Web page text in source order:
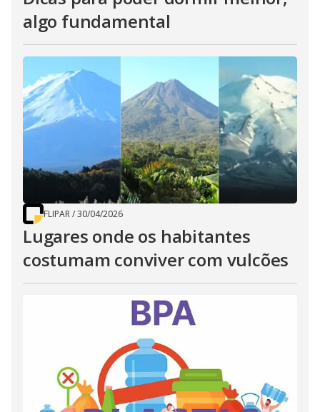
algo fundamental
FLIPAR/30/04/2026
Lugares onde os habitantes
costumam conviver com vulcões